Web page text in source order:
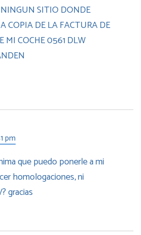
SITIO DONDE
COPIA DE LA FACTURA DE
MI COCHE 0561 DLW
pm
que puedo ponerle a mi
homologaciones, ni
gracias